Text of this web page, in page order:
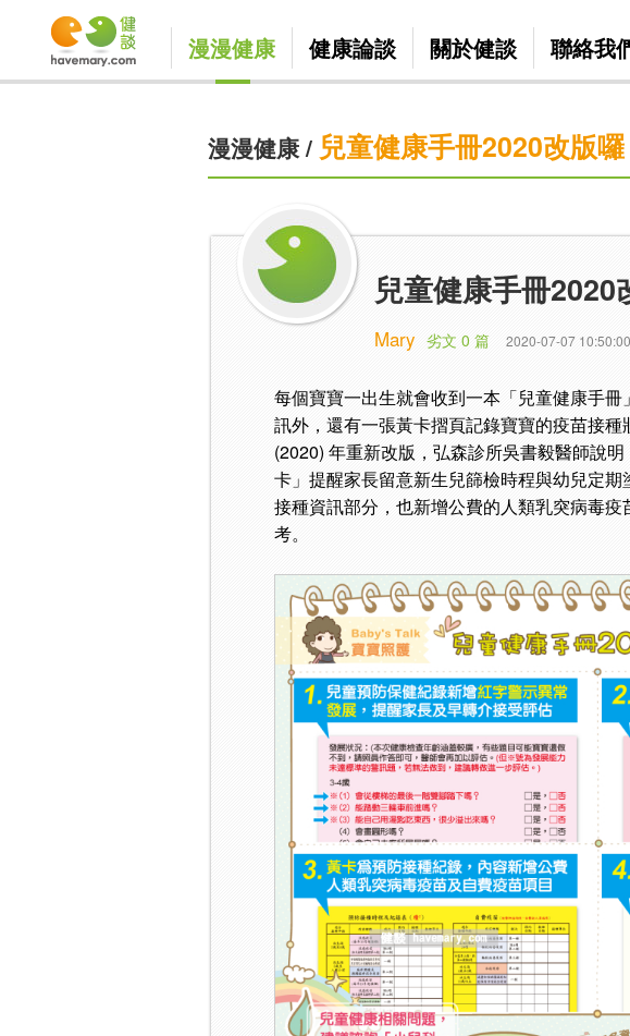
漫漫健康 健康論談 關於健談 聯絡我
漫漫健康/ 兒童健康手冊2020改版囉
兒童健康手冊2020
Mary 劣文 0 篇 2020-07-07 10:50:00
每個寶寶一出生就會收到一本「兒童健康手
訊外，還有一張黃卡摺頁記錄寶寶的疫苗接
(2020) 年重新改版，弘森診所吳書毅醫師說
卡」提醒家長留意新生兒篩檢時程與幼兒定
接種資訊部分，也新增公費的人類乳突病毒
考。